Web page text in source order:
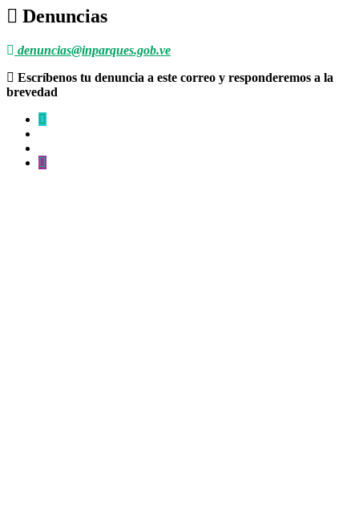
Denuncias
denuncias@inparques.gob.ve
Escríbenos tu denuncia a este correo y responderemos a la
brevedad